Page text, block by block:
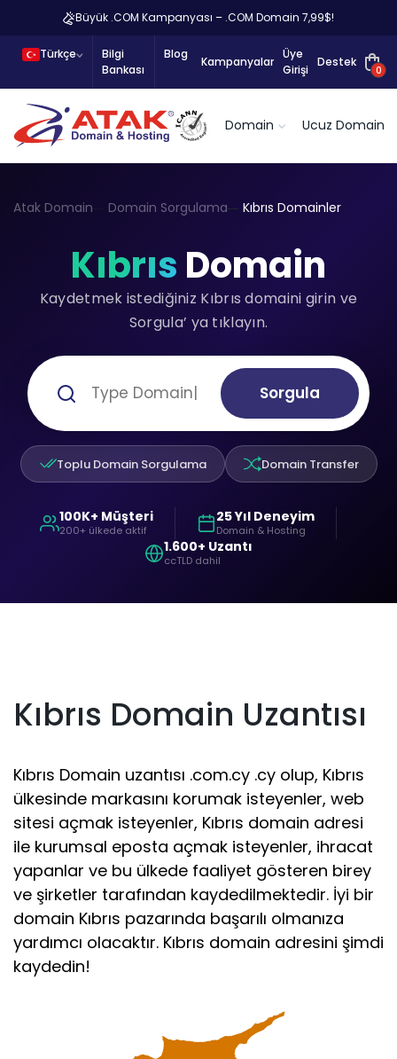
Büyük .COM Kampanyası – .COM Domain 7,99$!
Türkçe
Bilgi
Bankası
Blog
Kampanyalar
Üye
Girişi
Destek
0
Domain Ucuz Domain
Atak Domain Domain Sorgulama Kıbrıs Domainler
Kıbrıs Domain
Kaydetmek istediğiniz Kıbrıs domaini girin ve
Sorgula’ ya tıklayın.
Sorgula
Toplu Domain Sorgulama Domain Transfer
100K+ Müşteri
200+ ülkede aktif
25 Yıl Deneyim
Domain & Hosting
1.600+ Uzantı
ccTLD dahil
Kıbrıs Domain Uzantısı
Kıbrıs Domain uzantısı .com.cy .cy olup, Kıbrıs
ülkesinde markasını korumak isteyenler, web
sitesi açmak isteyenler, Kıbrıs domain adresi
ile kurumsal eposta açmak isteyenler, ihracat
yapanlar ve bu ülkede faaliyet gösteren birey
ve şirketler tarafından kaydedilmektedir. İyi bir
domain Kıbrıs pazarında başarılı olmanıza
yardımcı olacaktır. Kıbrıs domain adresini şimdi
kaydedin!